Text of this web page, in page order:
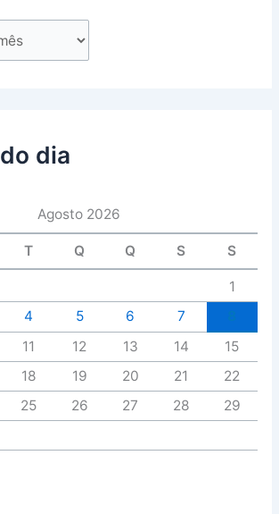
dia
Agosto 2026
T Q Q S S
1
4 5 6 7
11 12 13 14
15
18 19 20 21
22
25 26 27 28
29